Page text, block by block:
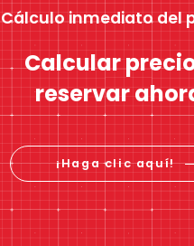
Cálculo inmediato del
Calcular
reservar
¡Haga clic aquí!